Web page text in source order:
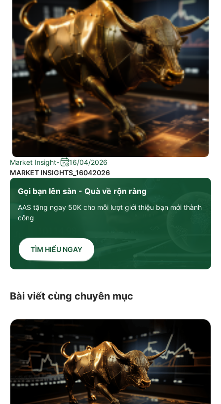
Gọi bạn lên sàn - Quà về rộn ràng
AAS tặng ngay 50K cho mỗi lượt giới thiệu bạn mới thành
công
TÌM HIỂU NGAY
Market Insight-
16/04/2026
MARKET INSIGHTS_16042026
Bài viết cùng chuyên mục